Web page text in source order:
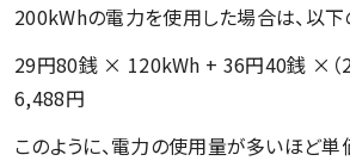
200kWhの電力を使用した場合は、以下
29円80銭 × 120kWh + 36円40銭 ×（
6,488円
このように、電力の使用量が多いほど単